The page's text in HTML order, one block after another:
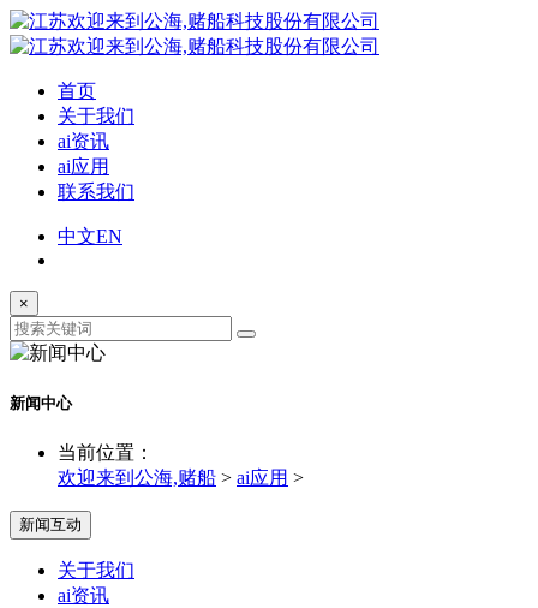
首页
关于我们
ai资讯
ai应用
联系我们
中文EN
×
新闻中心
当前位置：
欢迎来到公海,赌船 > ai应用 >
新闻互动
关于我们
ai资讯